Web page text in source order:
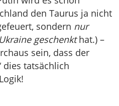
den Taurus ja nicht
sondern nur
geschenkthat.) –
sein, dass der
dies tatsächlich